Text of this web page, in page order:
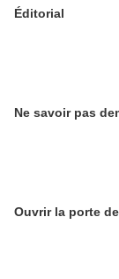
Éditorial
Ne savoir pas
Ouvrir la porte